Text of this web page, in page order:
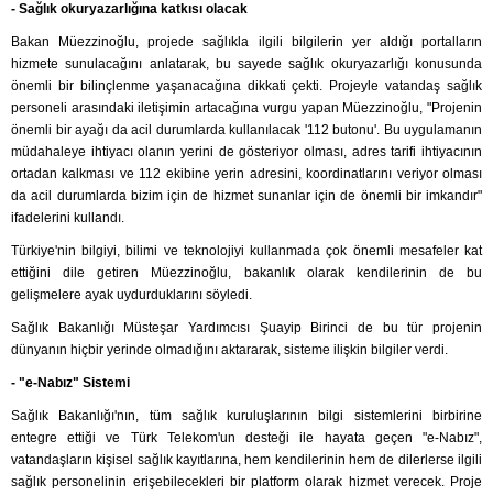
- Sağlık okuryazarlığına katkısı olacak
Bakan Müezzinoğlu, projede sağlıkla ilgili bilgilerin yer aldığı portalların
hizmete sunulacağını anlatarak, bu sayede sağlık okuryazarlığı konusunda
önemli bir bilinçlenme yaşanacağına dikkati çekti. Projeyle vatandaş sağlık
personeli arasındaki iletişimin artacağına vurgu yapan Müezzinoğlu, "Projenin
önemli bir ayağı da acil durumlarda kullanılacak '112 butonu'. Bu uygulamanın
müdahaleye ihtiyacı olanın yerini de gösteriyor olması, adres tarifi ihtiyacının
ortadan kalkması ve 112 ekibine yerin adresini, koordinatlarını veriyor olması
da acil durumlarda bizim için de hizmet sunanlar için de önemli bir imkandır"
ifadelerini kullandı.
Türkiye'nin bilgiyi, bilimi ve teknolojiyi kullanmada çok önemli mesafeler kat
ettiğini dile getiren Müezzinoğlu, bakanlık olarak kendilerinin de bu
gelişmelere ayak uydurduklarını söyledi.
Sağlık Bakanlığı Müsteşar Yardımcısı Şuayip Birinci de bu tür projenin
dünyanın hiçbir yerinde olmadığını aktararak, sisteme ilişkin bilgiler verdi.
- "e-Nabız" Sistemi
Sağlık Bakanlığı'nın, tüm sağlık kuruluşlarının bilgi sistemlerini birbirine
entegre ettiği ve Türk Telekom'un desteği ile hayata geçen "e-Nabız",
vatandaşların kişisel sağlık kayıtlarına, hem kendilerinin hem de dilerlerse ilgili
sağlık personelinin erişebilecekleri bir platform olarak hizmet verecek. Proje